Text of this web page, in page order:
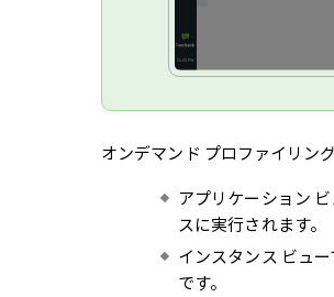
オンデマンド プロファイリン
アプリケーション
スに実行されます。
インスタンス ビュ
です。